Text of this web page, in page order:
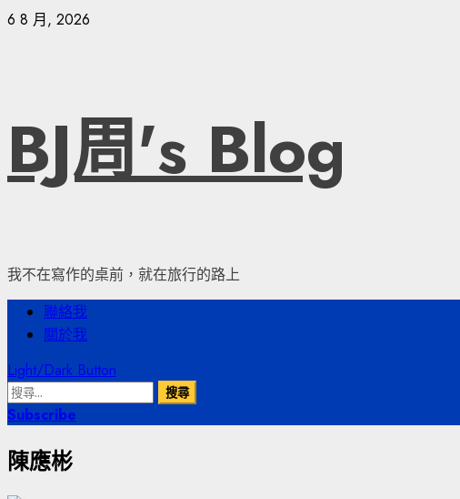
Skip
6 8 月, 2026
BJ周's Blog
我不在寫作的桌前，就在旅行的路上
Primary
Menu
聯絡我
關於我
Light/Dark Button
搜
尋
鍵
Subscribe
陳應彬